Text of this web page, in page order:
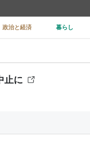
政治と経済 暮らし
止に